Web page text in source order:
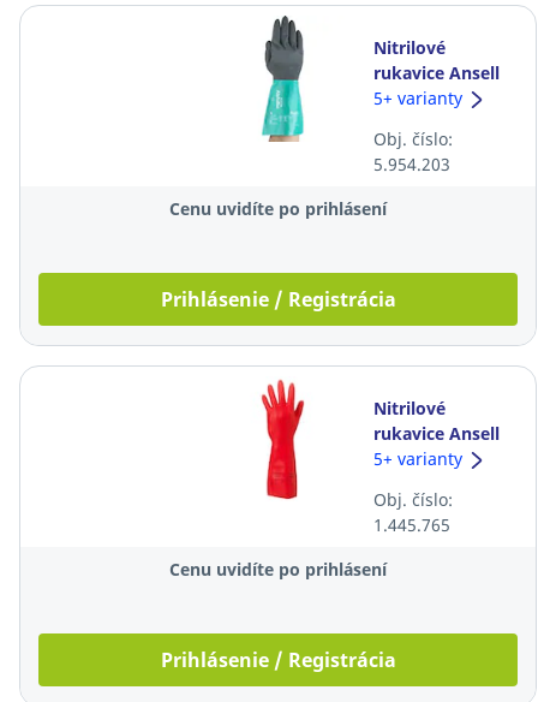
Nitrilové
rukavice Ansell
AlphaTec® 58-
veľkosť 10,
zelené, 6 párov
5+ varianty
Obj. číslo:
5.954.203
Cenu uvidíte po prihlásení
Prihlásenie / Registrácia
Nitrilové
rukavice Ansell
Solvex® 37-900,
červené 12 párov
5+ varianty
Obj. číslo:
1.445.765
Cenu uvidíte po prihlásení
Prihlásenie / Registrácia